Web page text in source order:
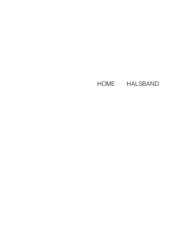
HOME HALSBAND